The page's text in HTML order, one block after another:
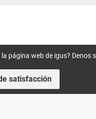
la página web de igus? Denos
satisfacción